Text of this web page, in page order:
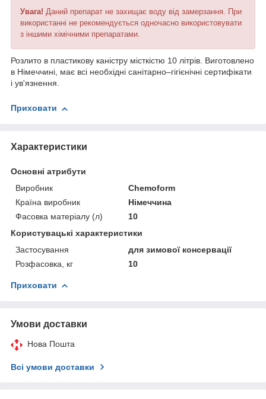
Увага! Даний препарат не захищає воду від замерзання. При
використанні не рекомендується одночасно використовувати
з іншими хімічними препаратами.
Розлито в пластикову каністру місткістю 10 літрів. Виготовлено
в Німеччині, має всі необхідні санітарно–гігієнічні сертифікати
і ув'язнення.
Приховати
Характеристики
Основні атрибути
Виробник
Chemoform
Країна виробник
Німеччина
Фасовка матеріалу (л)
10
Користувацькі характеристики
Застосування
для зимової консервації
Розфасовка, кг
10
Приховати
Умови доставки
Нова Пошта
Всі умови доставки